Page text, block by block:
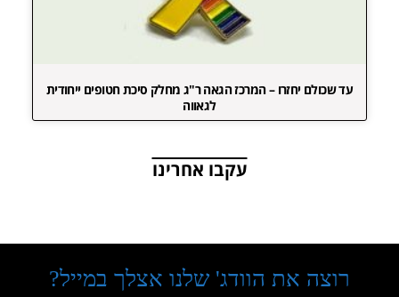
עד שכולם יחזרו – המרכז הגאה ר"ג מחלק סיכת חטופים ייחודית
לגאווה
עקבו אחרינו